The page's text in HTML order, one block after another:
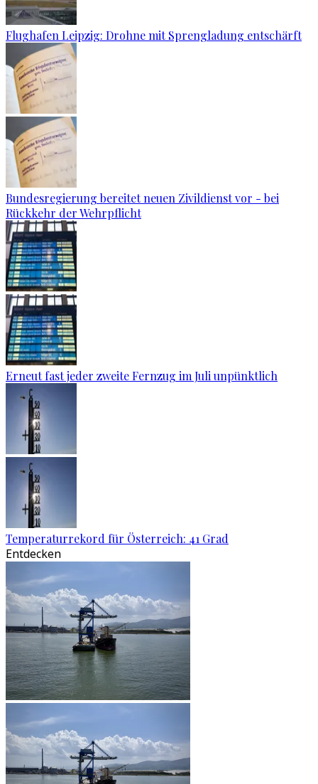
Flughafen Leipzig: Drohne mit Sprengladung entschärft
Bundesregierung bereitet neuen Zivildienst vor - bei
Rückkehr der Wehrpflicht
Erneut fast jeder zweite Fernzug im Juli unpünktlich
Temperaturrekord für Österreich: 41 Grad
Entdecken